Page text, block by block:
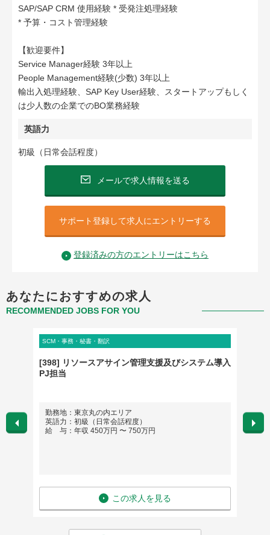
SAP/SAP CRM 使用経験 * 受発注処理経験
* 予算・コスト管理経験
【歓迎要件】
Service Manager経験 3年以上
People Management経験(少数) 3年以上
輸出入処理経験、SAP Key User経験、スタートアップもしく
は少人数の企業でのBO業務経験
英語力
初級（日常会話程度）
メールで求人情報を送る
サポート登録して求人にエントリーする
登録済みの方のエントリーはこちら
あなたにおすすめの求人
RECOMMENDED JOBS FOR YOU
SCM・事務・秘書・翻訳
[398] リソースアサイン管理支援及びシステム導入
PJ担当
勤務地：東京丸の内エリア
英語力：初級（日常会話程度）
給 与：年収 450万円 〜 750万円
この求人を見る
勤務
千葉
英語